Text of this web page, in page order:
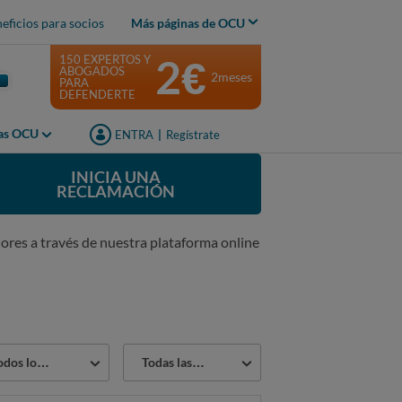
para socios Más páginas de OCU
OCU ENTRA Regístrate
150 EXPERTOS Y
ABOGADOS
PARA
DEFENDERTE
2€ 2meses
INICIA UNA
RECLAMACIÓN
a través de nuestra plataforma online
los sectores Todas las reclamaciones